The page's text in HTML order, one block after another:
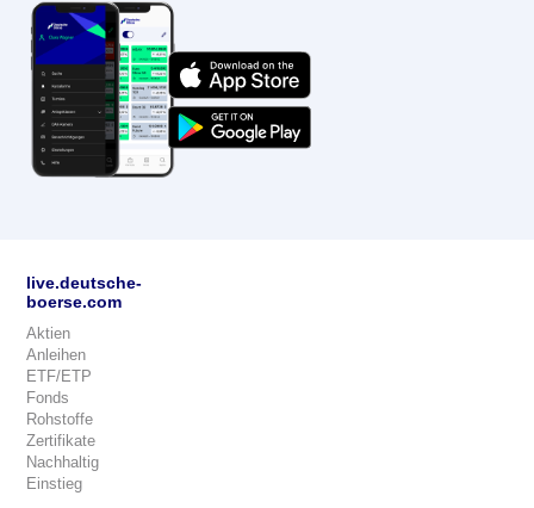
live.deutsche-
boerse.com
Aktien
Anleihen
ETF/ETP
Fonds
Rohstoffe
Zertifikate
Nachhaltig
Einstieg